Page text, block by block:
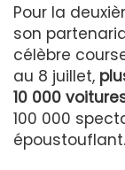
Pour la
son
célèbre
au 8 juillet,
10 000
100 000
époustouflant.